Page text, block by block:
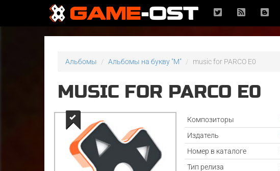
Альбомы Альбомы на букву "M" music for PARCO E0
MUSIC FOR PARCO E0
Композиторы
Издатель
Номер в каталоге
Тип релиза